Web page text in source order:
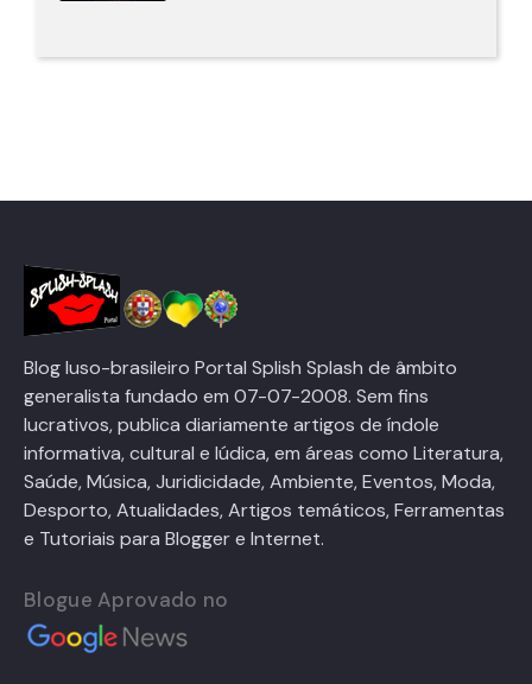
Blog luso-brasileiro Portal Splish Splash de âmbito
generalista fundado em 07-07-2008. Sem fins
lucrativos, publica diariamente artigos de índole
informativa, cultural e lúdica, em áreas como Literatura,
Saúde, Música, Juridicidade, Ambiente, Eventos, Moda,
Desporto, Atualidades, Artigos temáticos, Ferramentas
e Tutoriais para Blogger e Internet.
Blogue Aprovado no